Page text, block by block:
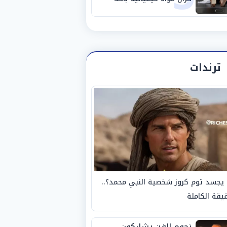
مصانع الفيوم
ترندات
توم كروز شخصية النبي محمد؟..
الكاملة